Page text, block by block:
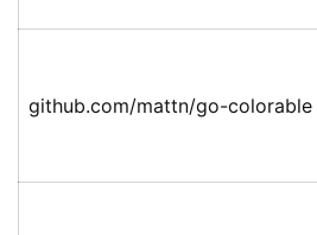
github.com/mattn/go-colorable